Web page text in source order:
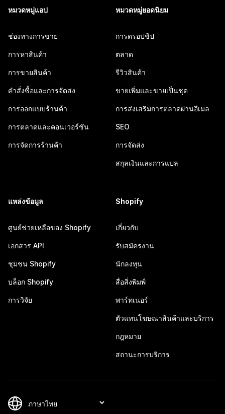
หมวดหมู่แอป
ช่องทางการขาย
การหาสินค้า
การขายสินค้า
คำสั่งซื้อและการจัดส่ง
การออกแบบร้านค้า
การตลาดและคอนเวอร์ชัน
การจัดการร้านค้า
หมวดหมู่ยอดนิยม
การดรอปชิป
ตลาด
รีวิวสินค้า
ขายเพิ่มและขายเป็นชุด
การส่งเสริมการตลาดผ่านอีเมล
SEO
การจัดส่ง
สกุลเงินและการแปล
แหล่งข้อมูล
ศูนย์ช่วยเหลือของ Shopify
เอกสาร API
ชุมชน Shopify
บล็อก Shopify
การวิจัย
Shopify
เกี่ยวกับ
รับสมัครงาน
นักลงทุน
สื่อสิ่งพิมพ์
พาร์ทเนอร์
ตัวแทนโฆษณาสินค้าและบริการ
กฎหมาย
สถานะการบริการ